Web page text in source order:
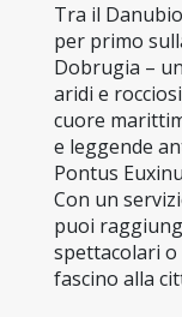
Tra il
per primo
Dobrugia –
aridi e
cuore
e leggende
Pontus
Con un
puoi
spettacolari
fascino alla